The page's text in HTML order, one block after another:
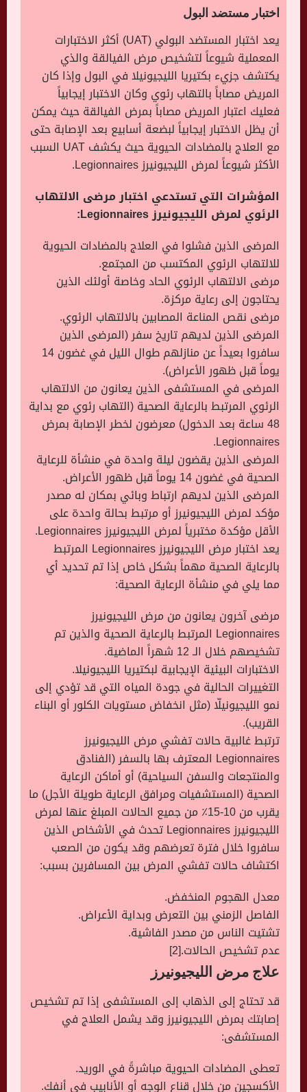
اختبار مستضد البول
يعد اختبار المستضد البولي (UAT) أكثر الاختبارات
المعملية شيوعاً لتشخيص مرض الفيالقة والذي
يكتشف جزيء بكتيريا الليجيونيلا في البول وإذا كان
المريض مصاباً بالتهاب رئوي وكان الاختبار إيجابياً
فعليك اعتبار المريض مصاباً بمرض الفيالقة حيث يمكن
أن يظل الاختبار إيجابياً لبضعة أسابيع بعد الإصابة حتى
مع العلاج بالمضادات الحيوية حيث يكشف UAT السبب
الأكثر شيوعاً لمرض الليجيونيرز Legionnaires.
المؤشرات التي تستدعي اختبار مرضى الالتهاب
الرئوي لمرض الليجيونيرز Legionnaires:
المرضى الذين فشلوا في العلاج بالمضادات الحيوية
للالتهاب الرئوي المكتسب من المجتمع.
مرضى الالتهاب الرئوي الحاد وخاصة أولئك الذين
يحتاجون إلى رعاية مركزة.
مرضى نقص المناعة المصابين بالالتهاب الرئوي.
المرضى الذين لديهم تاريخ سفر (المرضى الذين
سافروا بعيداً عن منازلهم طوال الليل في غضون 14
يوماً قبل ظهور الأعراض).
المرضى في المستشفى الذين يعانون من الالتهاب
الرئوي المرتبط بالرعاية الصحية (التهاب رئوي مع بداية
48 ساعة بعد الدخول) معرضون لخطر الإصابة بمرض
Legionnaires.
المرضى الذين يقضون ليلة واحدة في منشأة للرعاية
الصحية في غضون 14 يوماً قبل ظهور الأعراض.
المرضى الذين لديهم ارتباط وبائي بمكان له مصدر
مؤكد لمرض الليجيونيرز أو مرتبط بحالة واحدة على
الأقل مؤكدة مختبرياً لمرض الليجيونيرز Legionnaires.
يعد اختبار مرض الليجيونيرز Legionnaires المرتبط
بالرعاية الصحية مهماً بشكل خاص إذا تم تحديد أي
مما يلي في منشأة الرعاية الصحية:
مرضى آخرون يعانون من مرض الليجيونيرز
Legionnaires المرتبط بالرعاية الصحية والذين تم
تشخيصهم خلال الـ 12 شهراً الماضية.
الاختبارات البيئية الإيجابية لبكتيريا الليجيونيلا.
التغييرات الحالية في جودة المياه التي قد تؤدي إلى
نمو الليجيونيلّا (مثل انخفاض مستويات الكلور أو البناء
القريب).
ترتبط غالبية حالات تفشي مرض الليجيونيرز
Legionnaires المعترف بها بالسفر (الفنادق
والمنتجعات والسفن السياحية) أو أماكن الرعاية
الصحية (المستشفيات ومرافق الرعاية طويلة الأجل) ما
يقرب من 10-15٪ من جميع الحالات المبلغ عنها لمرض
الليجيونيرز Legionnaires تحدث في الأشخاص الذين
سافروا خلال فترة تعرضهم وقد يكون من الصعب
اكتشاف حالات تفشي المرض بين المسافرين بسبب:
معدل الهجوم المنخفض.
الفاصل الزمني بين التعرض وبداية الأعراض.
تشتيت الناس من مصدر الفاشية.
عدم تشخيص الحالات.[2]
علاج مرض الليجيونيرز
قد تحتاج إلى الذهاب إلى المستشفى إذا تم تشخيص
إصابتك بمرض الليجيونيرز وقد يشمل العلاج في
المستشفى:
تعطى المضادات الحيوية مباشرةً في الوريد.
الأكسجين من خلال قناع الوجه أو الأنابيب في أنفك.